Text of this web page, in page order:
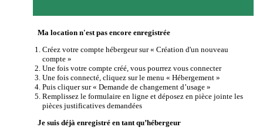
Ma location n'est pas encore enregistrée
Créez votre compte hébergeur sur « Création d'un nouveau
compte »
Une fois votre compte créé, vous pourrez vous connecter
Une fois connecté, cliquez sur le menu « Hébergement »
Puis cliquer sur « Demande de changement d’usage »
Remplissez le formulaire en ligne et déposez en pièce jointe les
pièces justificatives demandées
Je suis déjà enregistré en tant qu’hébergeur